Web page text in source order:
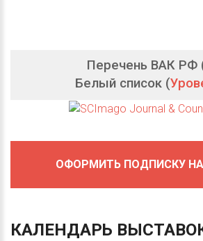
Перечень ВАК РФ
Белый список (
ОФОРМИТЬ ПОДПИСКУ
КАЛЕНДАРЬ